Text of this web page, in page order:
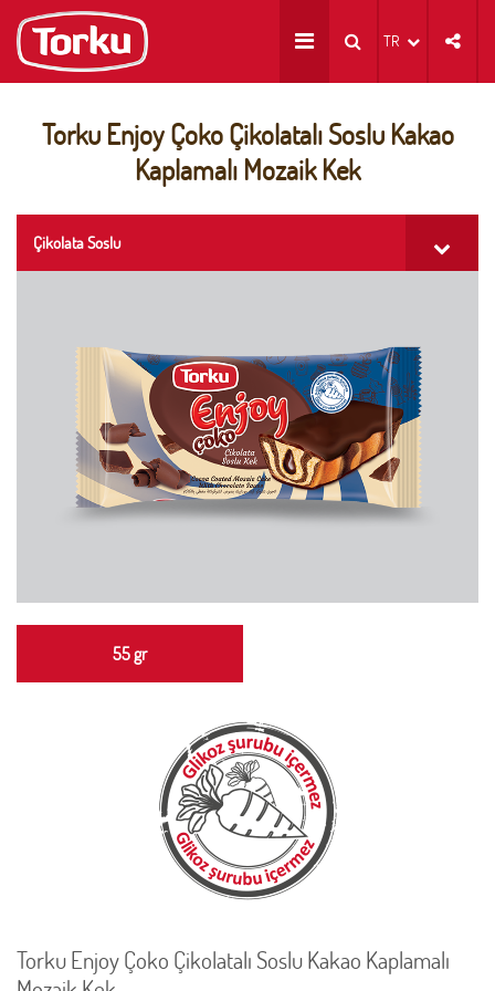
TR
Torku Enjoy Çoko Çikolatalı Soslu Kakao
Kaplamalı Mozaik Kek
Çikolata Soslu
55 gr
Torku Enjoy Çoko Çikolatalı Soslu Kakao Kaplamalı